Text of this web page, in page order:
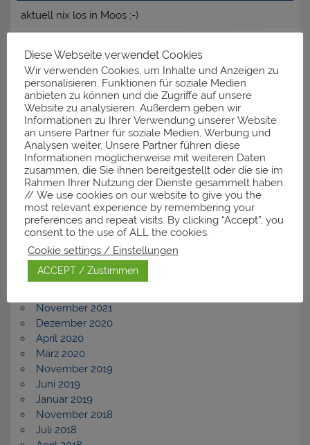
aktuell nix los in Moos ;-)
Neueste Kommentare
Archiv
November 2025
März 2025
Januar 2025
Dezember 2024
Februar 2024
November 2023
September 2023
Dezember 2022
Juli 2022
November 2021
Dezember 2020
April 2020
März 2020
November 2019
Juni 2019
Januar 2019
November 2018
Juli 2018
Diese Webseite verwendet Cookies
Wir verwenden Cookies, um Inhalte und Anzeigen zu
personalisieren, Funktionen für soziale Medien
anbieten zu können und die Zugriffe auf unsere
Website zu analysieren. Außerdem geben wir
Informationen zu Ihrer Verwendung unserer Website
an unsere Partner für soziale Medien, Werbung und
Analysen weiter. Unsere Partner führen diese
Informationen möglicherweise mit weiteren Daten
zusammen, die Sie ihnen bereitgestellt oder die sie im
Rahmen Ihrer Nutzung der Dienste gesammelt haben.
// We use cookies on our website to give you the
most relevant experience by remembering your
preferences and repeat visits. By clicking “Accept”, you
consent to the use of ALL the cookies.
Cookie settings / Einstellungen
ACCEPT / Zustimmen